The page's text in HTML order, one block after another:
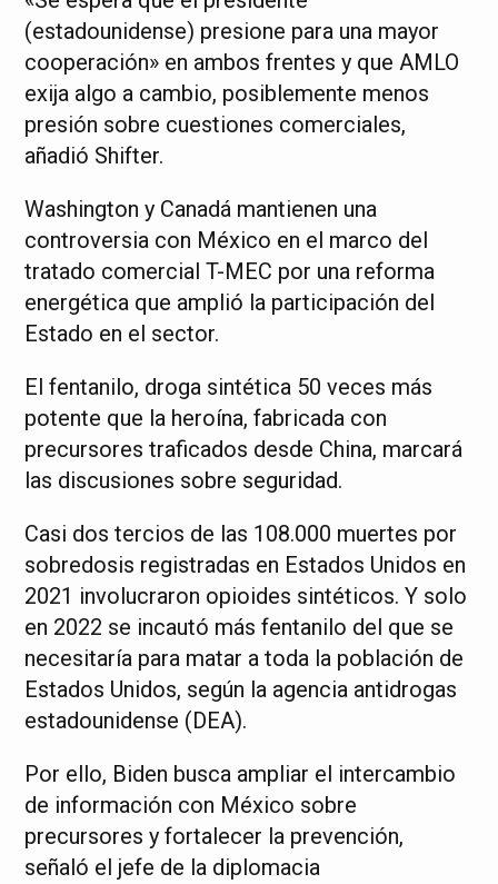
(estadounidense) presione para una mayor
cooperación» en ambos frentes y que AMLO
exija algo a cambio, posiblemente menos
presión sobre cuestiones comerciales,
añadió Shifter.
Washington y Canadá mantienen una
controversia con México en el marco del
tratado comercial T-MEC por una reforma
energética que amplió la participación del
Estado en el sector.
El fentanilo, droga sintética 50 veces más
potente que la heroína, fabricada con
precursores traficados desde China, marcará
las discusiones sobre seguridad.
Casi dos tercios de las 108.000 muertes por
sobredosis registradas en Estados Unidos en
2021 involucraron opioides sintéticos. Y solo
en 2022 se incautó más fentanilo del que se
necesitaría para matar a toda la población de
Estados Unidos, según la agencia antidrogas
estadounidense (DEA).
Por ello, Biden busca ampliar el intercambio
de información con México sobre
precursores y fortalecer la prevención,
señaló el jefe de la diplomacia